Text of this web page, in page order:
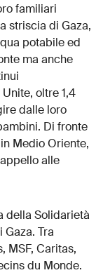
familiari
striscia di Gaza,
potabile ed
ma anche
oltre 1,4
dalle loro
Di fronte
Medio Oriente,
alle
della Solidarietà
Tra
MSF, Caritas,
du Monde.